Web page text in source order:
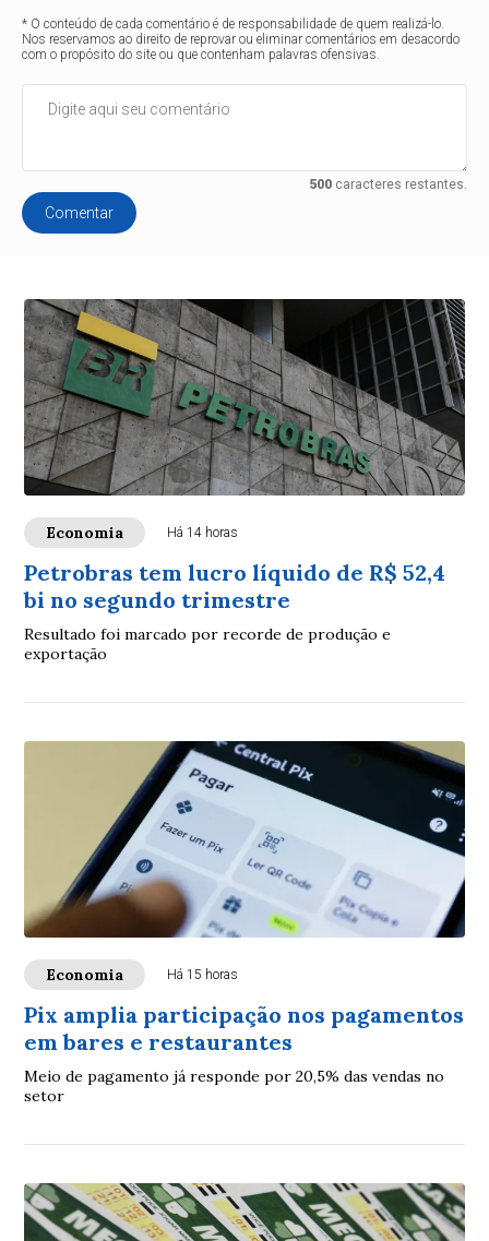
* O conteúdo de cada comentário é de responsabilidade de quem realizá-lo.
Nos reservamos ao direito de reprovar ou eliminar comentários em desacordo
com o propósito do site ou que contenham palavras ofensivas.
500caracteres restantes.
Comentar
Economia Há 14 horas
Petrobras tem lucro líquido de R$ 52,4
bi no segundo trimestre
Resultado foi marcado por recorde de produção e
exportação
Economia Há 15 horas
Pix amplia participação nos pagamentos
em bares e restaurantes
Meio de pagamento já responde por 20,5% das vendas no
setor